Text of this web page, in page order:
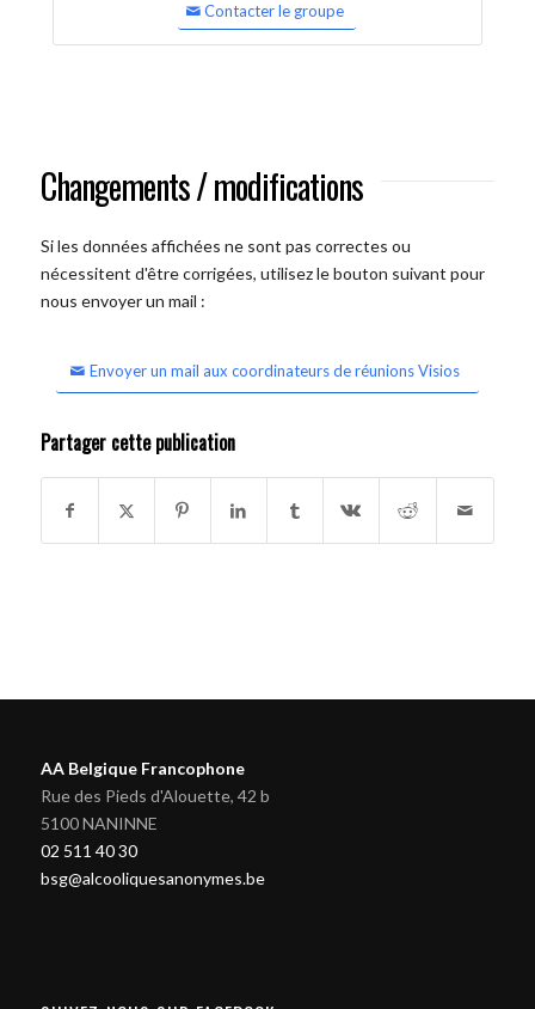
Contacter le groupe
Changements / modifications
Si les données affichées ne sont pas correctes ou
nécessitent d'être corrigées, utilisez le bouton suivant pour
nous envoyer un mail :
Envoyer un mail aux coordinateurs de réunions Visios
Partager cette publication
AA Belgique Francophone
Rue des Pieds d'Alouette, 42 b
5100 NANINNE
02 511 40 30
bsg@alcooliquesanonymes.be